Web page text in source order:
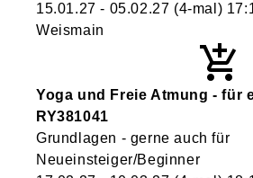
15.01.27 - 05.02.27 (4-mal)
Weismain
Yoga und Freie Atmung - für
RY381041
Grundlagen - gerne auch für
Neueinsteiger/Beginner